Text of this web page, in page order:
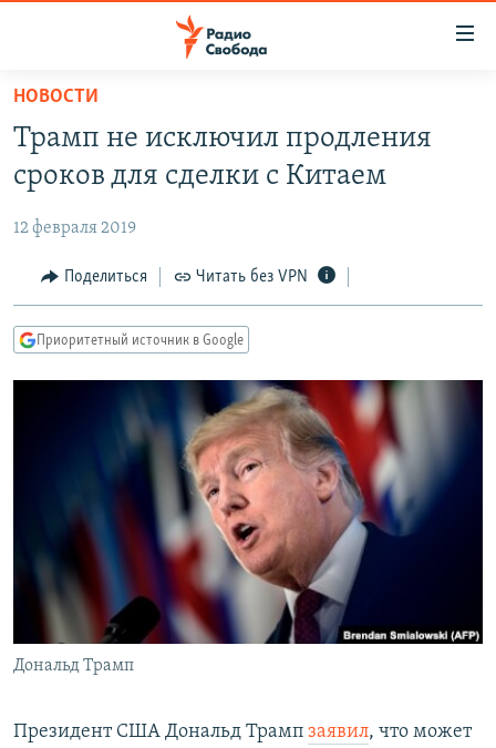
упрощенного
доступа
основному
Вернутся
главной
навигации
Вернутся
ПОДКАСТЫ
АВТОРСКИЕ ПРОЕКТЫ
ЦИТАТЫ СВОБОДЫ
МНЕНИЯ
IDEL.РЕАЛИИ
СЕВЕР.РЕАЛИИ
РАСПИСАНИЕ ВЕЩАНИЯ
ПОДПИШИТЕСЬ НА РАССЫЛКУ
СОЦИАЛЬНЫЕ СЕТИ
НОВОСТИ
Трамп не исключил продления
сроков для сделки с Китаем
12 февраля 2019
Поделиться Читать без VPN
Приоритетный источник в Google
Дональд Трамп
Президент США Дональд Трамп заявил, что может